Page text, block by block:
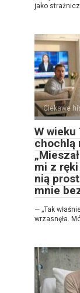
jako
Ciekawe
W wieku
chochlą
mi z ręki
nią
mnie
— „Tak
wrzasnęła.